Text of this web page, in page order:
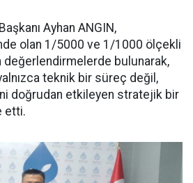
Ayhan ANGIN,
olan 1/5000 ve 1/1000 ölçekli
değerlendirmelerde bulunarak,
teknik bir süreç değil,
doğrudan etkileyen stratejik bir
etti.